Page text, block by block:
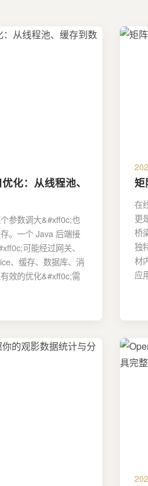
化：从线程池、
参数调大&#xff0c;也
。一个 Java 后端接
可能经过网关、
、缓存、数据库、消
效的优化&#xff0c;需
矩
在
更
桥
独
材
应